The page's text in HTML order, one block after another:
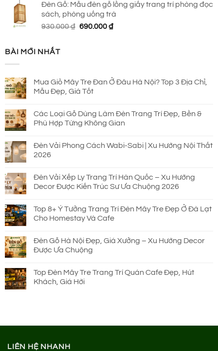
là:
920.000 ₫.
tại
là:
690.000 ₫.
Đèn Gỗ: Mẫu đèn gỗ lồng giấy trang trí phòng đọc
sách, phòng uống trà
930.000₫ Giá
690.000₫Giá
BÀI MỚI NHẤT
Mua Giỏ Mây Tre Đan Ở Đâu Hà Nội? Top 3 Địa Chỉ,
Mẫu Đẹp, Giá Tốt
Các Loại Gỗ Dùng Làm Đèn Trang Trí Đẹp, Bền &
Phù Hợp Từng Không Gian
Đèn Vải Phong Cách Wabi-Sabi | Xu Hướng Nội Thất
2026
Đèn Vải Xếp Ly Trang Trí Hàn Quốc – Xu Hướng
Decor Được Kiến Trúc Sư Ưa Chuộng 2026
Top 8+ Ý Tưởng Trang Trí Đèn Mây Tre Đẹp Ở Đà Lạt
Cho Homestay Và Cafe
Đèn Gỗ Hà Nội Đẹp, Giá Xưởng – Xu Hướng Decor
Được Ưa Chuộng
Top Đèn Mây Tre Trang Trí Quán Cafe Đẹp, Hút
Khách, Giá Hời
LIÊN HỆ NHANH